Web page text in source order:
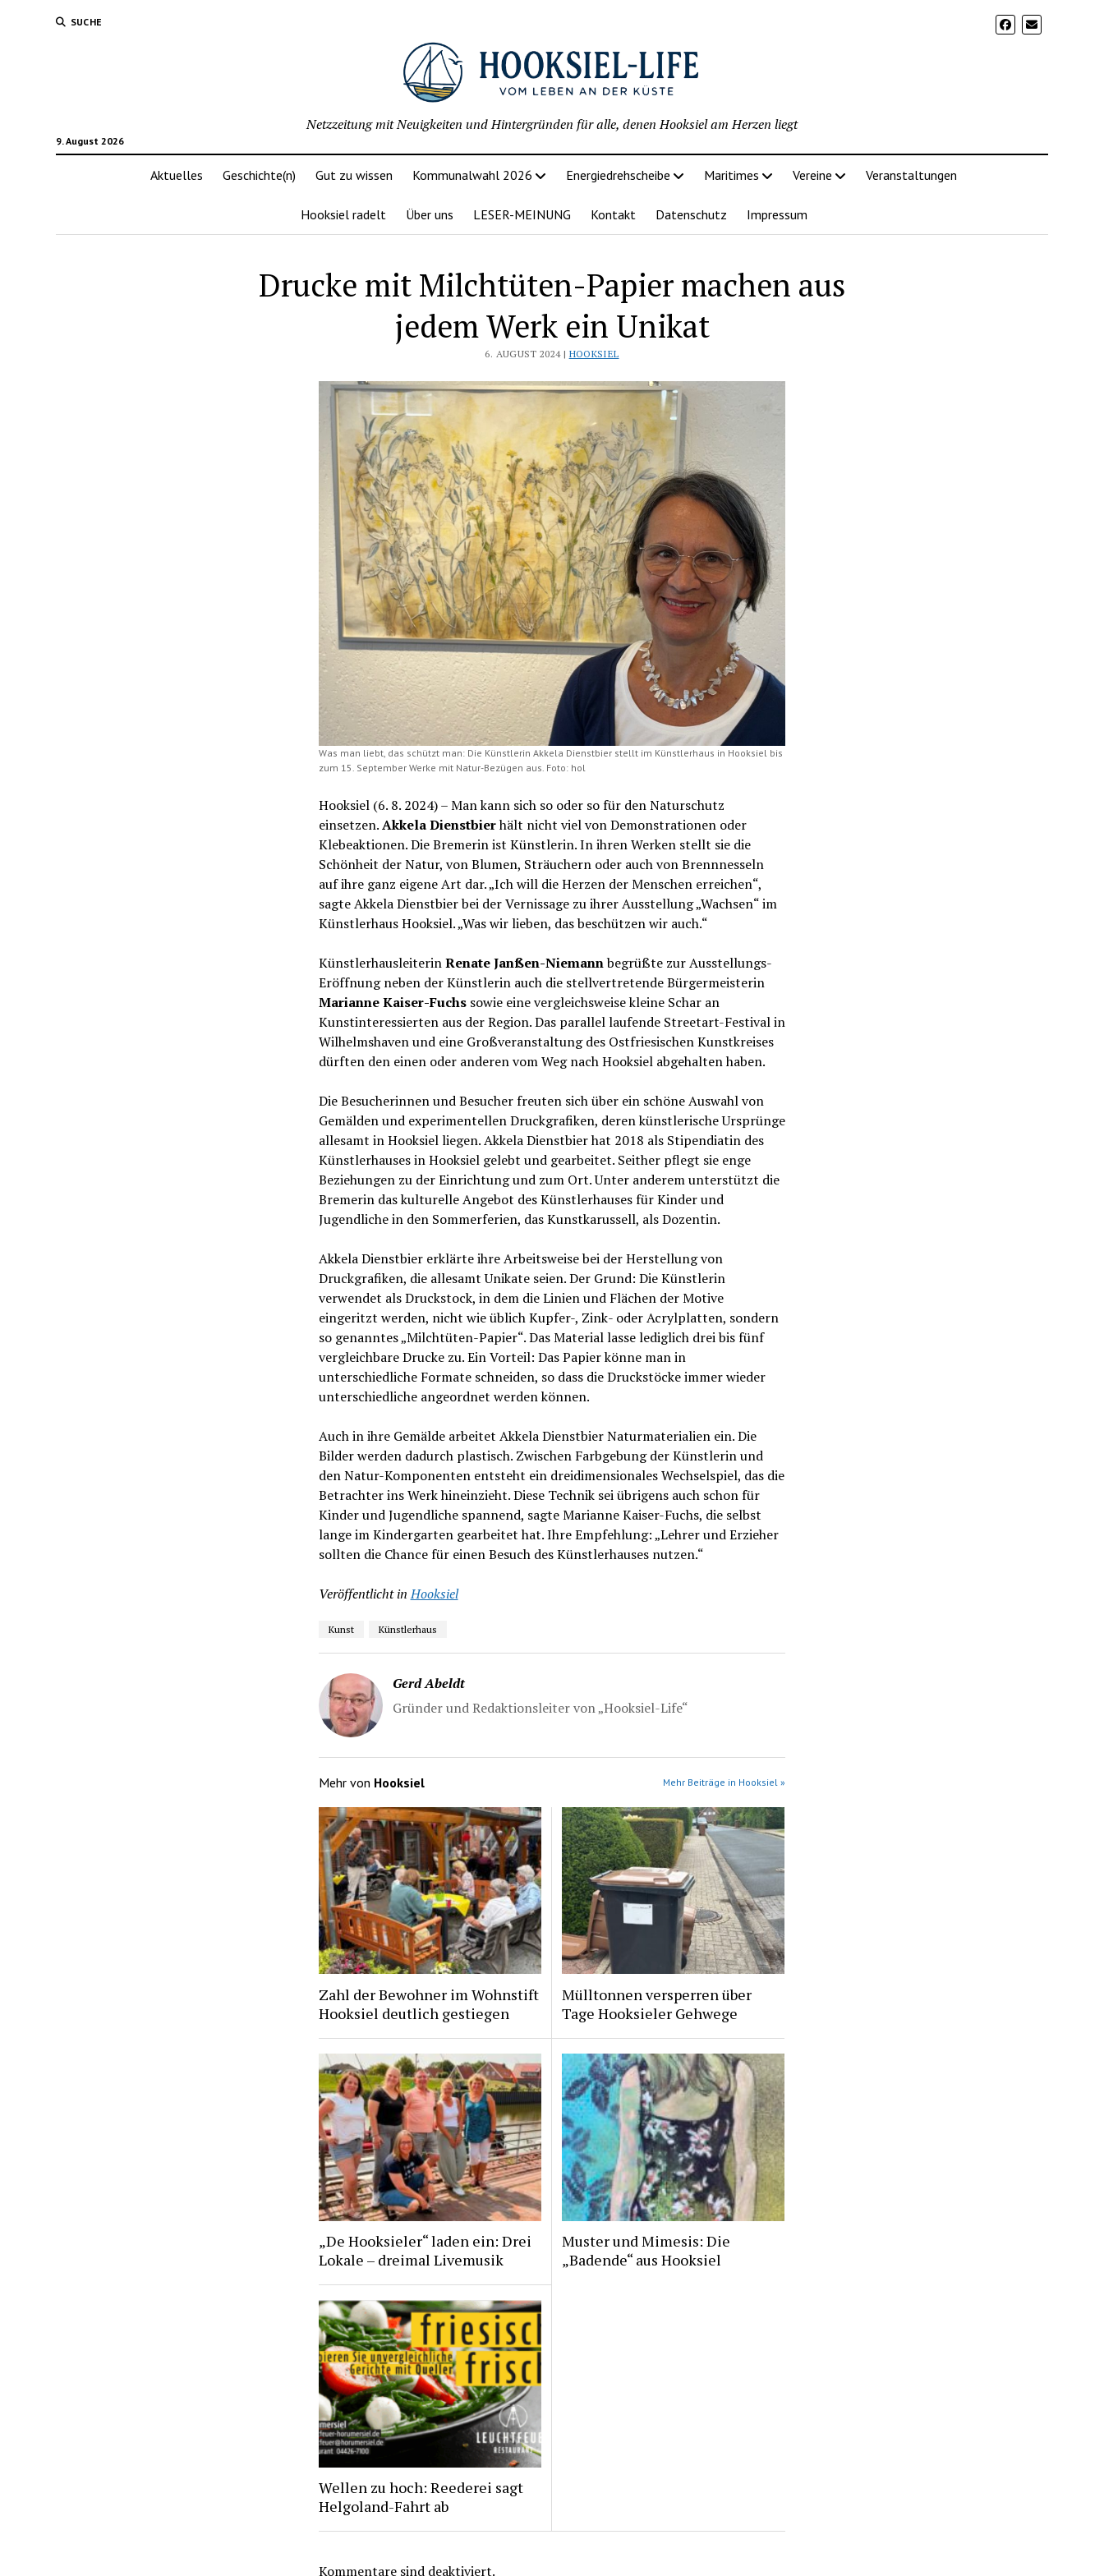
SUCHE
9. August 2026
Netzzeitung mit Neuigkeiten und Hintergründen für alle, denen Hooksiel am Herzen liegt
Aktuelles Geschichte(n) Gut zu wissen Kommunalwahl 2026 Energiedrehscheibe Maritimes Vereine Veranstaltungen
Hooksiel radelt Über uns LESER-MEINUNG Kontakt Datenschutz Impressum
Drucke mit Milchtüten-Papier machen aus
jedem Werk ein Unikat
6. AUGUST 2024 | HOOKSIEL
Was man liebt, das schützt man: Die Künstlerin Akkela Dienstbier stellt im Künstlerhaus in Hooksiel bis
zum 15. September Werke mit Natur-Bezügen aus. Foto: hol
Hooksiel (6. 8. 2024) – Man kann sich so oder so für den Naturschutz
einsetzen.Akkela Dienstbierhält nicht viel von Demonstrationen oder
Klebeaktionen. Die Bremerin ist Künstlerin. In ihren Werken stellt sie die
Schönheit der Natur, von Blumen, Sträuchern oder auch von Brennnesseln
auf ihre ganz eigene Art dar. „Ich will die Herzen der Menschen erreichen“,
sagte Akkela Dienstbier bei der Vernissage zu ihrer Ausstellung „Wachsen“ im
Künstlerhaus Hooksiel. „Was wir lieben, das beschützen wir auch.“
KünstlerhausleiterinRenate Janßen-Niemannbegrüßte zur Ausstellungs-
Eröffnung neben der Künstlerin auch die stellvertretende Bürgermeisterin
Marianne Kaiser-Fuchssowie eine vergleichsweise kleine Schar an
Kunstinteressierten aus der Region. Das parallel laufende Streetart-Festival in
Wilhelmshaven und eine Großveranstaltung des Ostfriesischen Kunstkreises
dürften den einen oder anderen vom Weg nach Hooksiel abgehalten haben.
Die Besucherinnen und Besucher freuten sich über ein schöne Auswahl von
Gemälden und experimentellen Druckgrafiken, deren künstlerische Ursprünge
allesamt in Hooksiel liegen. Akkela Dienstbier hat 2018 als Stipendiatin des
Künstlerhauses in Hooksiel gelebt und gearbeitet. Seither pflegt sie enge
Beziehungen zu der Einrichtung und zum Ort. Unter anderem unterstützt die
Bremerin das kulturelle Angebot des Künstlerhauses für Kinder und
Jugendliche in den Sommerferien, das Kunstkarussell, als Dozentin.
Akkela Dienstbier erklärte ihre Arbeitsweise bei der Herstellung von
Druckgrafiken, die allesamt Unikate seien. Der Grund: Die Künstlerin
verwendet als Druckstock, in dem die Linien und Flächen der Motive
eingeritzt werden, nicht wie üblich Kupfer-, Zink- oder Acrylplatten, sondern
so genanntes „Milchtüten-Papier“. Das Material lasse lediglich drei bis fünf
vergleichbare Drucke zu. Ein Vorteil: Das Papier könne man in
unterschiedliche Formate schneiden, so dass die Druckstöcke immer wieder
unterschiedliche angeordnet werden können.
Auch in ihre Gemälde arbeitet Akkela Dienstbier Naturmaterialien ein. Die
Bilder werden dadurch plastisch. Zwischen Farbgebung der Künstlerin und
den Natur-Komponenten entsteht ein dreidimensionales Wechselspiel, das die
Betrachter ins Werk hineinzieht. Diese Technik sei übrigens auch schon für
Kinder und Jugendliche spannend, sagte Marianne Kaiser-Fuchs, die selbst
lange im Kindergarten gearbeitet hat. Ihre Empfehlung: „Lehrer und Erzieher
sollten die Chance für einen Besuch des Künstlerhauses nutzen.“
Veröffentlicht in Hooksiel
Kunst Künstlerhaus
Gerd Abeldt
Gründer und Redaktionsleiter von „Hooksiel-Life“
Mehr von Hooksiel Mehr Beiträge in Hooksiel »
Zahl der Bewohner im Wohnstift
Hooksiel deutlich gestiegen
Mülltonnen versperren über
Tage Hooksieler Gehwege
„De Hooksieler“ laden ein: Drei
Lokale – dreimal Livemusik
Muster und Mimesis: Die
„Badende“ aus Hooksiel
Wellen zu hoch: Reederei sagt
Helgoland-Fahrt ab
Kommentare sind deaktiviert.